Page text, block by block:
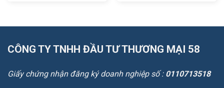
CÔNG TY TNHH ĐẦU TƯ THƯƠNG MẠI 58
Giấy chứng nhận đăng ký doanh nghiệp số : 0110713518